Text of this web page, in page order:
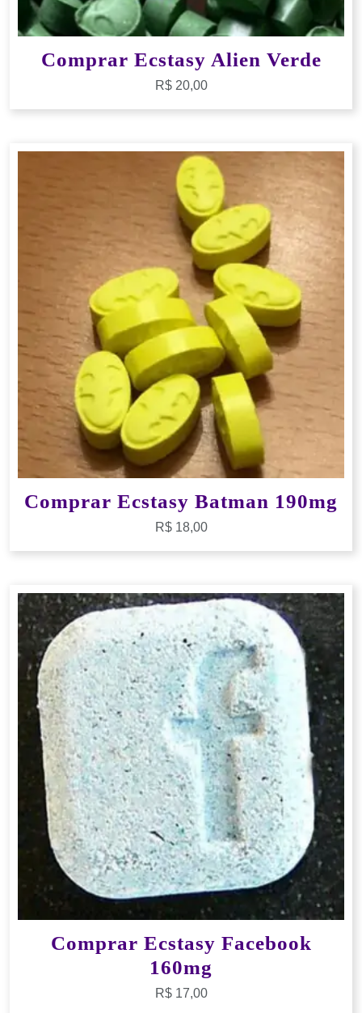
Comprar Ecstasy Alien Verde
R$20,00
Comprar Ecstasy Batman 190mg
R$18,00
Comprar Ecstasy Facebook
160mg
R$17,00